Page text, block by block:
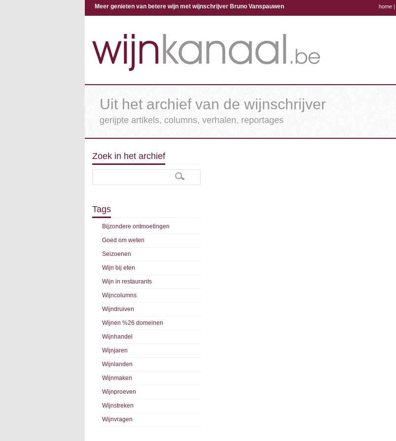
Meer genieten van betere wijn met wijnschrijver Bruno Vanspauwen home |
Uit het archief van de wijnschrijver
gerijpte artikels, columns, verhalen, reportages
Zoek in het archief
Tags
Bijzondere ontmoetingen
Goed om weten
Seizoenen
Wijn bij eten
Wijn in restaurants
Wijncolumns
Wijndruiven
Wijnen %26 domeinen
Wijnhandel
Wijnjaren
Wijnlanden
Wijnmaken
Wijnproeven
Wijnstreken
Wijnvragen